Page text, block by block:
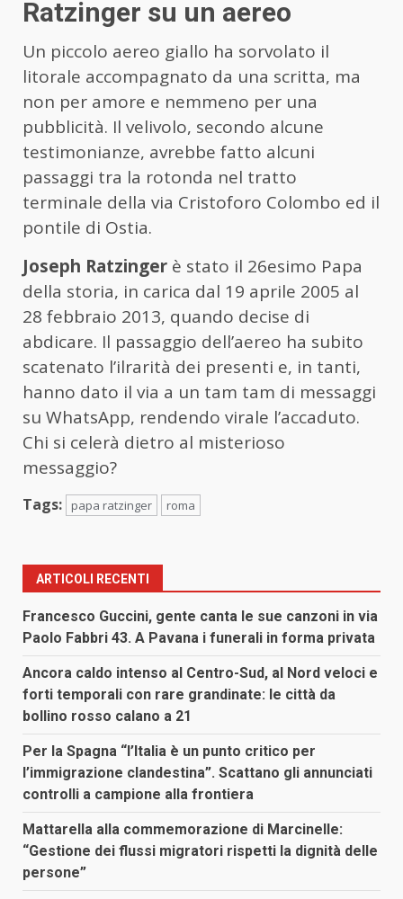
Ratzinger su un aereo
Un piccolo aereo giallo ha sorvolato il
litorale accompagnato da una scritta, ma
non per amore e nemmeno per una
pubblicità. Il velivolo, secondo alcune
testimonianze, avrebbe fatto alcuni
passaggi tra la rotonda nel tratto
terminale della via Cristoforo Colombo ed il
pontile di Ostia.
Joseph Ratzinger è stato il 26esimo Papa
della storia, in carica dal 19 aprile 2005 al
28 febbraio 2013, quando decise di
abdicare. Il passaggio dell’aereo ha subito
scatenato l’ilrarità dei presenti e, in tanti,
hanno dato il via a un tam tam di messaggi
su WhatsApp, rendendo virale l’accaduto.
Chi si celerà dietro al misterioso
messaggio?
Tags: papa ratzinger roma
ARTICOLI RECENTI
Francesco Guccini, gente canta le sue canzoni in via
Paolo Fabbri 43. A Pavana i funerali in forma privata
Ancora caldo intenso al Centro-Sud, al Nord veloci e
forti temporali con rare grandinate: le città da
bollino rosso calano a 21
Per la Spagna “l’Italia è un punto critico per
l’immigrazione clandestina”. Scattano gli annunciati
controlli a campione alla frontiera
Mattarella alla commemorazione di Marcinelle:
“Gestione dei flussi migratori rispetti la dignità delle
persone”